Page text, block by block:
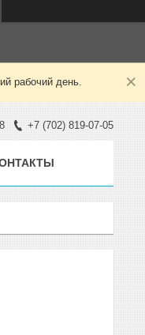
рабочий день.
+7 (702) 819-07-05